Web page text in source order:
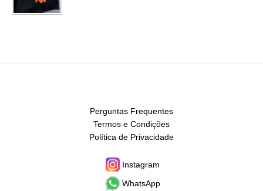
Perguntas Frequentes
Termos e Condições
Política de Privacidade
Instagram
WhatsApp